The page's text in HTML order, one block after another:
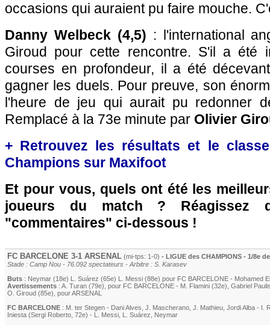
occasions qui auraient pu faire mouche.
Danny Welbeck (4,5) : l'international
Giroud pour cette rencontre. S'il a été
courses en profondeur, il a été
gagner les duels. Pour preuve, son
l'heure de jeu qui aurait pu redonner
Remplacé à la 73e minute par Olivier
+ Retrouvez les résultats et le
Champions sur Maxifoot
Et pour vous, quels ont été les
joueurs du match ? Réagissez
"commentaires" ci-dessous !
FC BARCELONE 3-1 ARSENAL (mi-tps: 1-0) - LIGUE des CHAMPIONS - 1/8e
Stade : Camp Nou - 76.092 spectateurs - Arbitre : S. Karasev
Buts : Neymar (18e) L. Suárez (65e) L. Messi (88e) pour FC BARCELONE - Mohamed
Avertissements : A. Turan (79e) , pour FC BARCELONE - M. Flamini (32e) Gabriel
O. Giroud (85e) , pourARSENAL
FC BARCELONE : M. ter Stegen - Dani Alves J. Mascherano J. Mathieu Jordi Alba - I.
Iniesta (Sergi Roberto , 72e) - L. Messi L. Suárez
Neymar